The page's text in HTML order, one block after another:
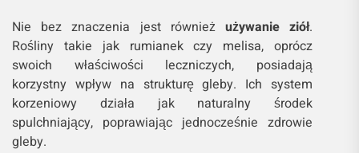
Nie bez znaczenia jest również używanie ziół.
Rośliny takie jak rumianek czy melisa, oprócz
swoich właściwości leczniczych, posiadają
korzystny wpływ na strukturę gleby. Ich system
korzeniowy działa jak naturalny środek
spulchniający, poprawiając jednocześnie zdrowie
gleby.